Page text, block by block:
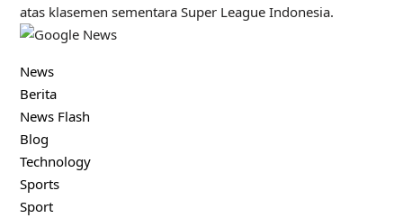
atas klasemen sementara Super League Indonesia.
News
Berita
News Flash
Blog
Technology
Sports
Sport